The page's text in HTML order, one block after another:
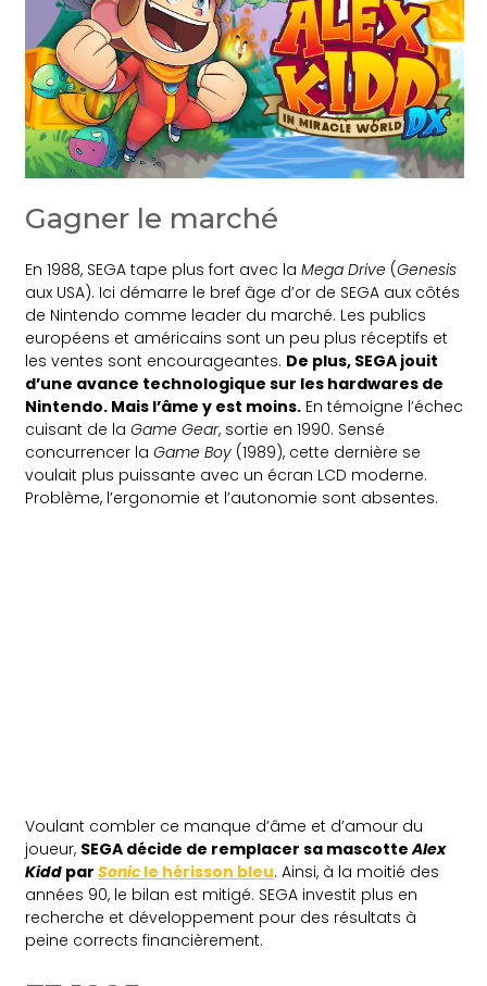
Gagner le marché
En 1988, SEGA tape plus fort avec laMega Drive (Genesis
aux USA). Ici démarre le bref âge d’or de SEGA aux côtés
de Nintendo comme leader du marché. Les publics
européens et américains sont un peu plus réceptifs et
les ventes sont encourageantes. De plus, SEGA jouit
d’une avance technologique sur les hardwares de
Nintendo. Mais l’âme y est moins. En témoigne l’échec
cuisant de laGame Gear, sortie en 1990. Sensé
concurrencer laGame Boy (1989), cette dernière se
voulait plus puissante avec un écran LCD moderne.
Problème, l’ergonomie et l’autonomie sont absentes.
Voulant combler ce manque d’âme et d’amour du
joueur, SEGA décide de remplacer sa mascotteAlex
Kidd parSonicle hérisson bleu. Ainsi, à la moitié des
années 90, le bilan est mitigé. SEGA investit plus en
recherche et développement pour des résultats à
peine corrects financièrement.